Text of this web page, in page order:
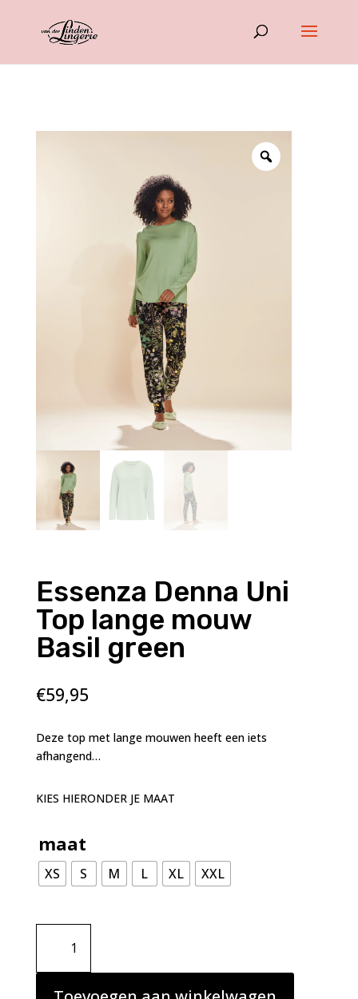
Essenza Denna Uni
Top lange mouw
Basil green
€59,95
Deze top met lange mouwen heeft een iets
afhangend…
KIES HIERONDER JE MAAT
maat
XS S M L XL XXL
Essenza
Denna
Uni
Top